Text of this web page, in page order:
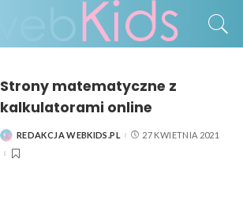
Strony matematyczne z
kalkulatorami online
POSTED
REDAKCJA WEBKIDS.PL 27 KWIETNIA 2021